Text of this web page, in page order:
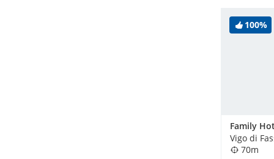
100%
Family
Vigo di
70m